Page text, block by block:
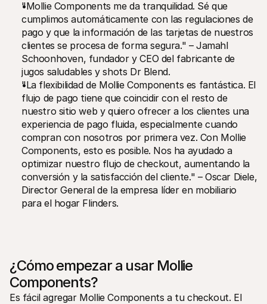
"Mollie Components me da tranquilidad. Sé que
cumplimos automáticamente con las regulaciones de
pago y que la información de las tarjetas de nuestros
clientes se procesa de forma segura." – Jamahl
Schoonhoven, fundador y CEO del fabricante de
jugos saludables y shots Dr Blend.
"La flexibilidad de Mollie Components es fantástica. El
flujo de pago tiene que coincidir con el resto de
nuestro sitio web y quiero ofrecer a los clientes una
experiencia de pago fluida, especialmente cuando
compran con nosotros por primera vez. Con Mollie
Components, esto es posible. Nos ha ayudado a
optimizar nuestro flujo de checkout, aumentando la
conversión y la satisfacción del cliente." – Oscar Diele,
Director General de la empresa líder en mobiliario
para el hogar Flinders.
¿Cómo empezar a usar Mollie
Components?
Es fácil agregar Mollie Components a tu checkout. El